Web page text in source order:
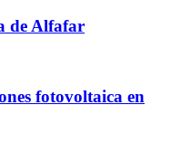
de Alfafar
fotovoltaica en